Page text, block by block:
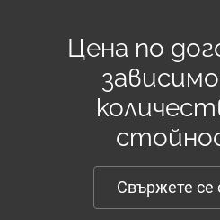
Цена по
Свържете се